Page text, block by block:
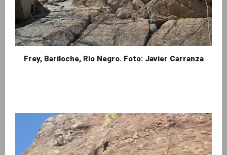
Frey, Bariloche, Río Negro. Foto: Javier Carranza